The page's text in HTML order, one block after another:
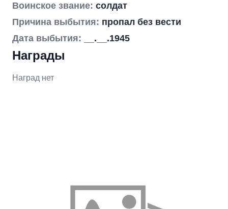
Воинское звание: солдат
Причина выбытия: пропал без вести
Дата выбытия:
__.__.1945
Награды
Наград нет